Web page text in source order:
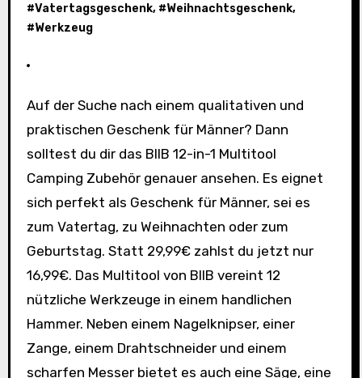
#Vatertagsgeschenk, #Weihnachtsgeschenk,
#Werkzeug
Auf der Suche nach einem qualitativen und
praktischen Geschenk für Männer? Dann
solltest du dir das BIIB 12-in-1 Multitool
Camping Zubehör genauer ansehen. Es eignet
sich perfekt als Geschenk für Männer, sei es
zum Vatertag, zu Weihnachten oder zum
Geburtstag. Statt 29,99€ zahlst du jetzt nur
16,99€. Das Multitool von BIIB vereint 12
nützliche Werkzeuge in einem handlichen
Hammer. Neben einem Nagelknipser, einer
Zange, einem Drahtschneider und einem
scharfen Messer bietet es auch eine Säge, eine